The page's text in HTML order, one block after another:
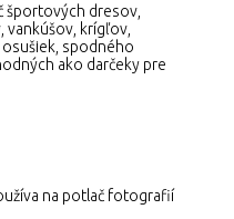
športových dresov,
krígľov,
spodného
ako darčeky pre
na potlač fotografií